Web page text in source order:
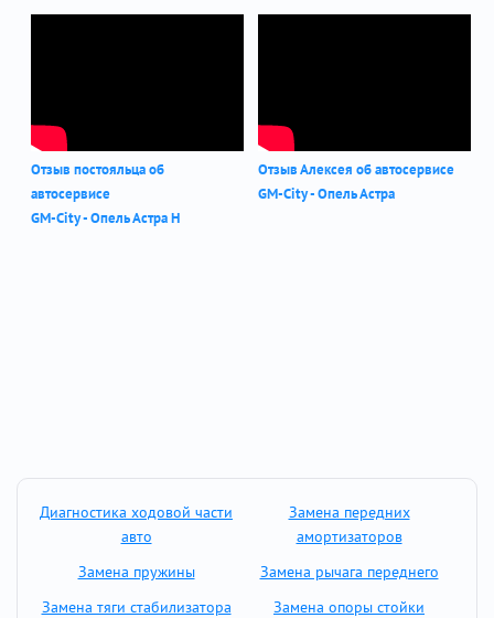
Отзыв постояльца об
автосервисе
GM-City - Опель Астра Н
Отзыв Алексея об автосервисе
GM-City - Опель Астра
Диагностика ходовой части
авто
Замена передних
амортизаторов
Замена пружины
Замена рычага переднего
Замена тяги стабилизатора
Замена опоры стойки